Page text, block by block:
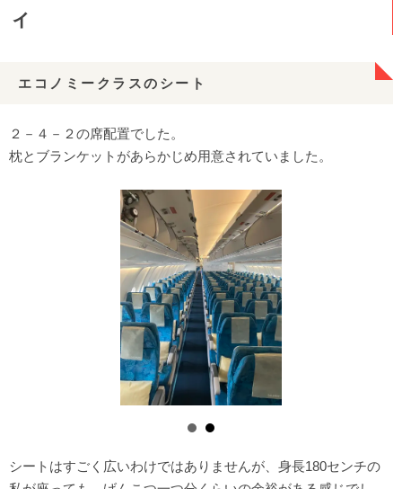
ィ
エコノミークラスのシート
２－４－２の席配置でした。
枕とブランケットがあらかじめ用意されていました。
シートはすごく広いわけではありませんが、身長180センチの